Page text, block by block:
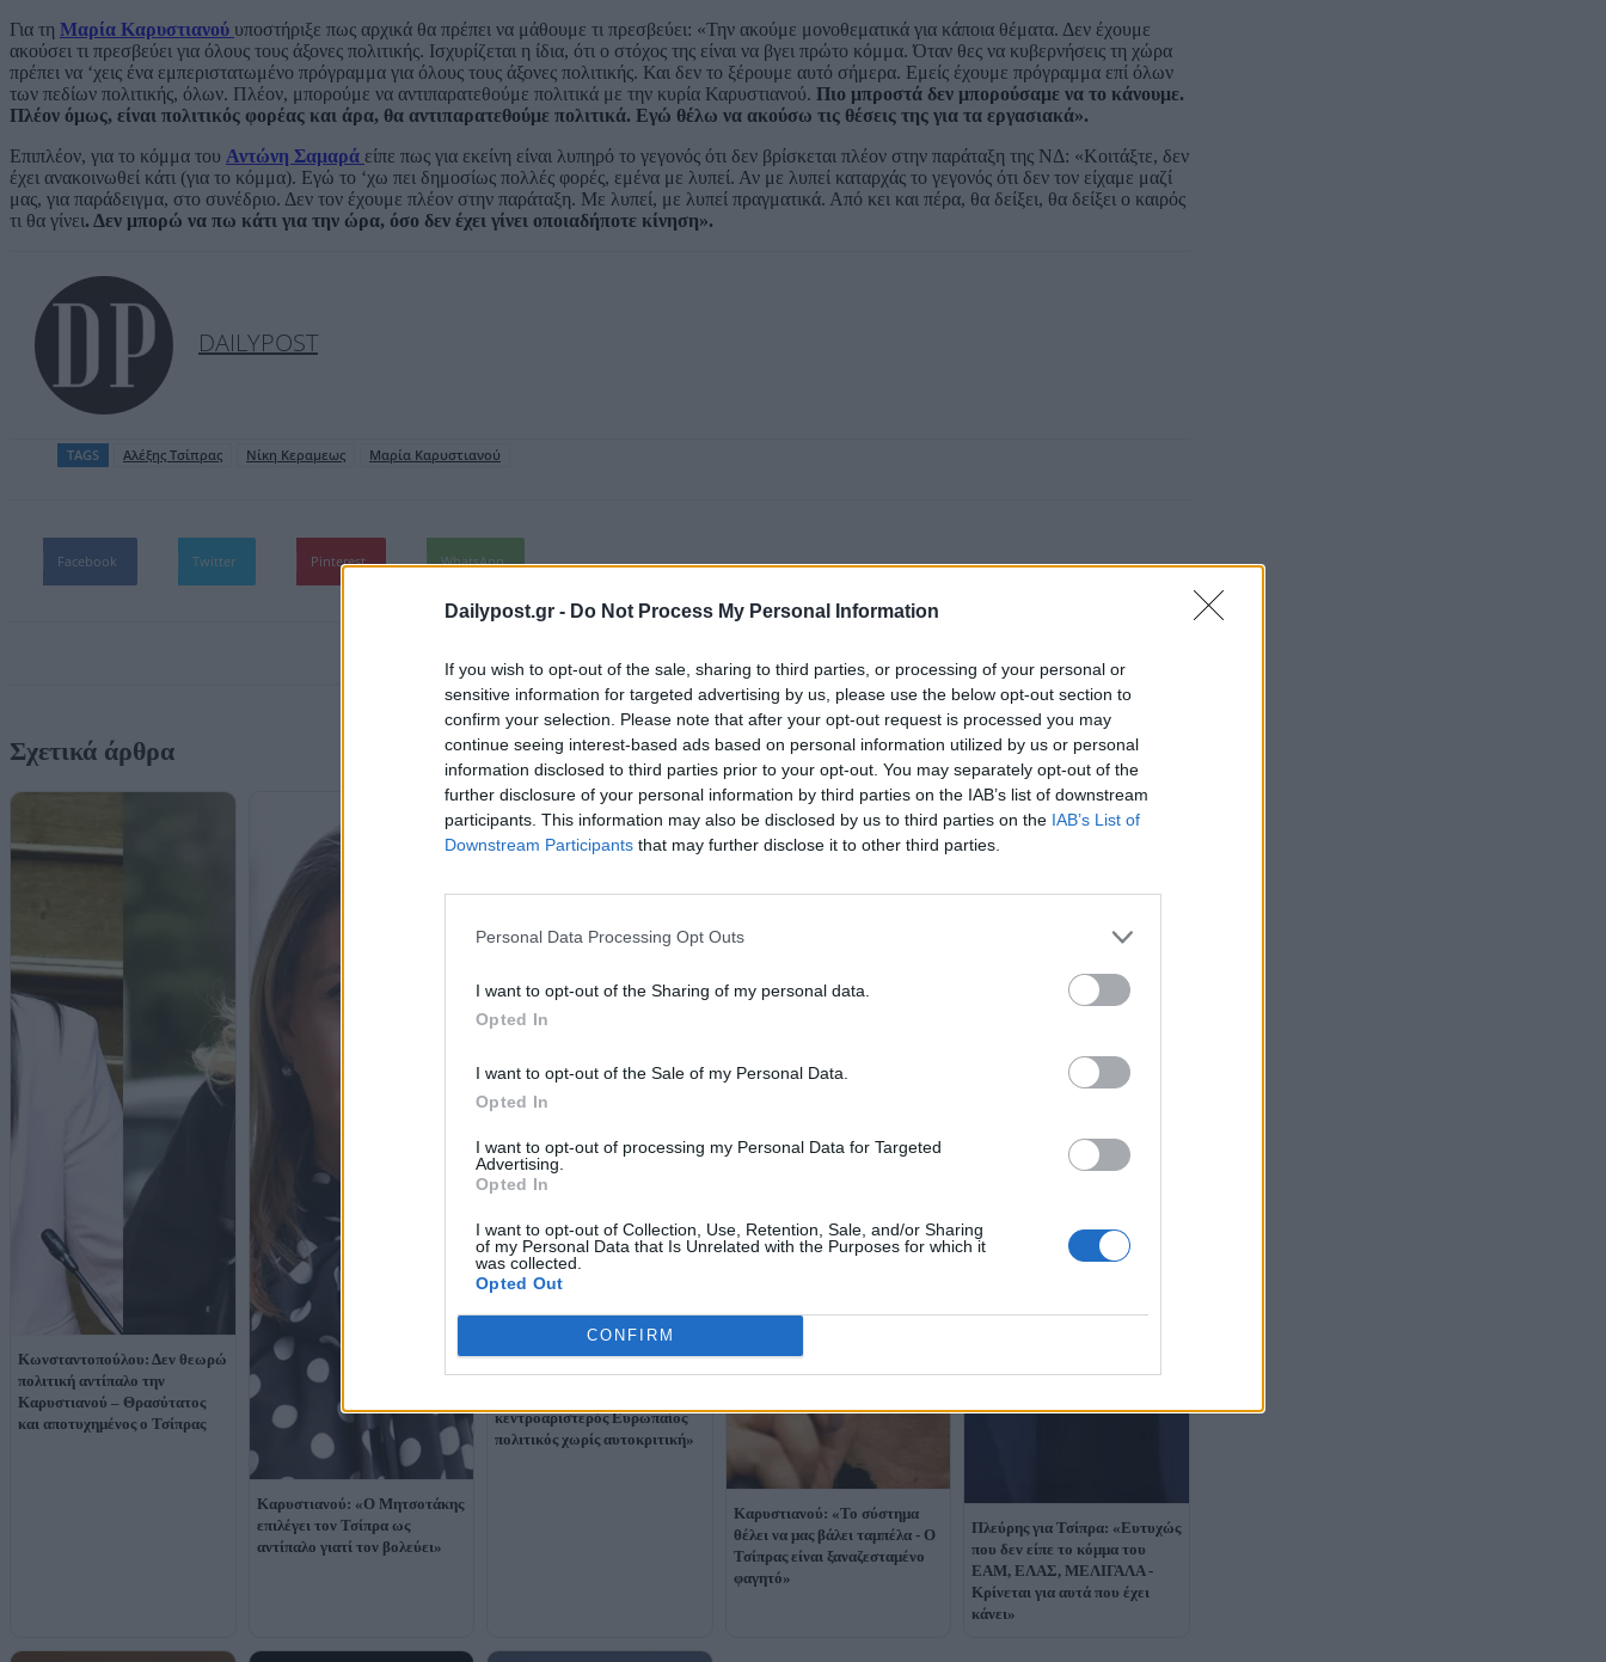
Dailypost.gr - Do Not Process My Personal Information
If you wish to opt-out of the sale, sharing to third parties, or processing of your personal or
sensitive information for targeted advertising by us, please use the below opt-out section to
confirm your selection. Please note that after your opt-out request is processed you may
continue seeing interest-based ads based on personal information utilized by us or personal
information disclosed to third parties prior to your opt-out. You may separately opt-out of the
further disclosure of your personal information by third parties on the IAB’s list of downstream
participants. This information may also be disclosed by us to third parties on the IAB’s List of
Downstream Participants that may further disclose it to other third parties.
Personal Data Processing Opt Outs
I want to opt-out of the Sharing of my personal data.
Opted In
I want to opt-out of the Sale of my Personal Data.
Opted In
I want to opt-out of processing my Personal Data for Targeted
Advertising.
Opted In
I want to opt-out of Collection, Use, Retention, Sale, and/or Sharing
of my Personal Data that Is Unrelated with the Purposes for which it
was collected.
Opted Out
CONFIRM
Για τη Μαρία Καρυστιανού υποστήριξε πως αρχικά θα πρέπει να μάθουμε τι πρεσβεύει: «Την ακούμε μονοθεματικά για κάποια θέματα. Δεν έχουμε
ακούσει τι πρεσβεύει για όλους τους άξονες πολιτικής. Ισχυρίζεται η ίδια, ότι ο στόχος της είναι να βγει πρώτο κόμμα. Όταν θες να κυβερνήσεις τη χώρα
πρέπει να ‘χεις ένα εμπεριστατωμένο πρόγραμμα για όλους τους άξονες πολιτικής. Και δεν το ξέρουμε αυτό σήμερα. Εμείς έχουμε πρόγραμμα επί όλων
των πεδίων πολιτικής, όλων. Πλέον, μπορούμε να αντιπαρατεθούμε πολιτικά με την κυρία Καρυστιανού. Πιο μπροστά δεν μπορούσαμε να το κάνουμε.
Πλέον όμως, είναι πολιτικός φορέας και άρα, θα αντιπαρατεθούμε πολιτικά. Εγώ θέλω να ακούσω τις θέσεις της για τα εργασιακά».
Επιπλέον, για το κόμμα του Αντώνη Σαμαρά είπε πως για εκείνη είναι λυπηρό το γεγονός ότι δεν βρίσκεται πλέον στην παράταξη της ΝΔ: «Κοιτάξτε, δεν
έχει ανακοινωθεί κάτι (για το κόμμα). Εγώ το ‘χω πει δημοσίως πολλές φορές, εμένα με λυπεί. Αν με λυπεί καταρχάς το γεγονός ότι δεν τον είχαμε μαζί
μας, για παράδειγμα, στο συνέδριο. Δεν τον έχουμε πλέον στην παράταξη. Με λυπεί, με λυπεί πραγματικά. Από κει και πέρα, θα δείξει, θα δείξει ο καιρός
τι θα γίνει. Δεν μπορώ να πω κάτι για την ώρα, όσο δεν έχει γίνει οποιαδήποτε κίνηση».
DAILYPOST
TAGS Aλέξης Τσίπρας Nίκη Κεραμεως Μαρία Καρυστιανού
Facebook Twitter Pinterest WhatsApp
Σχετικά άρθρα
Κωνσταντοπούλου: Δεν θεωρώ
πολιτική αντίπαλο την
Καρυστιανού – Θρασύτατος
και αποτυχημένος ο Τσίπρας
Καρυστιανού: «Ο Μητσοτάκης
επιλέγει τον Τσίπρα ως
αντίπαλο γιατί τον βολεύει»
Μαρινάκης για Τσίπρα:
κεντροαριστερός Ευρωπαίος
πολιτικός χωρίς αυτοκριτική»
Καρυστιανού: «Το σύστημα
θέλει να μας βάλει ταμπέλα - Ο
Τσίπρας είναι ξαναζεσταμένο
φαγητό»
Πλεύρης για Τσίπρα: «Ευτυχώς
που δεν είπε το κόμμα του
ΕΑΜ, ΕΛΑΣ, ΜΕΛΙΓΑΛΑ -
Κρίνεται για αυτά που έχει
κάνει»